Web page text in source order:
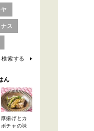
ヤ
ナス
索する
ん
厚揚げとカ
ボチャの味